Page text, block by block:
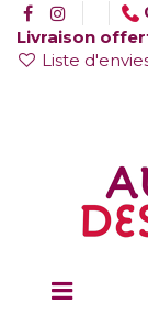
Livraison
Liste